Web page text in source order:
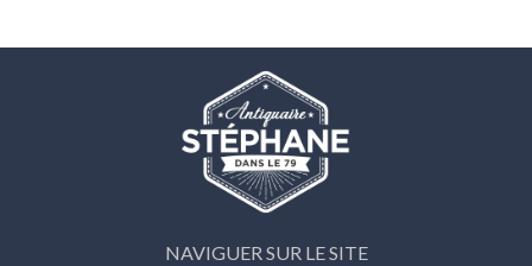
NAVIGUER SUR LE SITE